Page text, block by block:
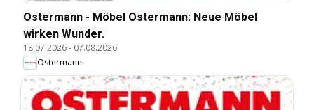
Ostermann - Möbel Ostermann: Neue Möbel
wirken Wunder.
18.07.2026- 07.08.2026
Ostermann